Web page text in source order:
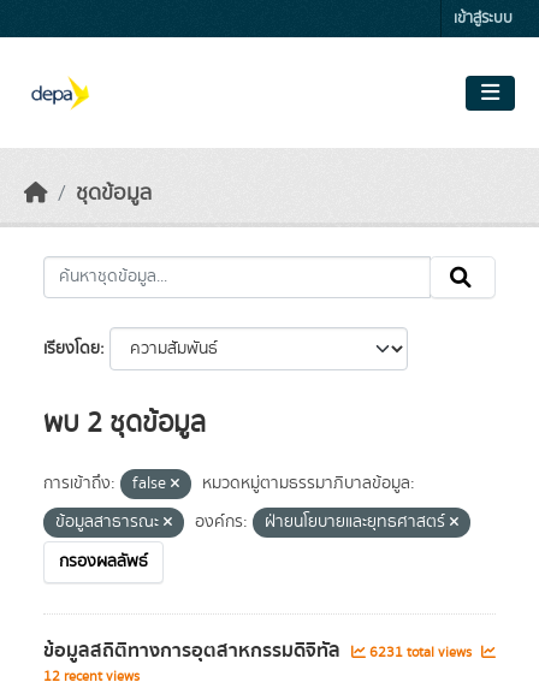
เข้าสู่ระบบ
ชุดข้อมูล
เรียงโดย
พบ 2 ชุดข้อมูล
การเข้าถึง: false
หมวดหมู่ตามธรรมาภิบาลข้อมูล:
ข้อมูลสาธารณะ
องค์กร:
ฝ่ายนโยบายและยุทธศาสตร์
กรองผลลัพธ์
ข้อมูลสถิติทางการอุตสาหกรรมดิจิทัล
6231 total views
12 recent views